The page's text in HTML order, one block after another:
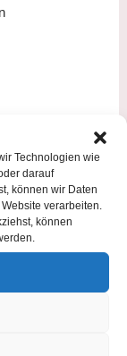
Technologien wie
darauf
können wir Daten
verarbeiten.
können